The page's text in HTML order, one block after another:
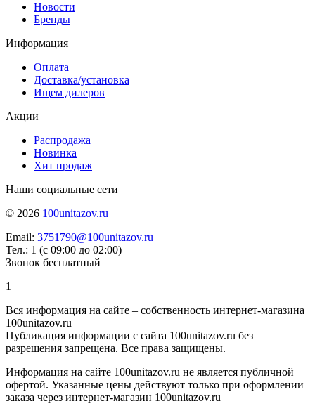
Новости
Бренды
Информация
Оплата
Доставка/установка
Ищем дилеров
Акции
Распродажа
Новинка
Хит продаж
Наши социальные сети
© 2026 100unitazov.ru
Email: 3751790@100unitazov.ru
Тел.: 1 (с 09:00 до 02:00)
Звонок бесплатный
1
Вся информация на сайте – собственность интернет-магазина
100unitazov.ru
Публикация информации с сайта 100unitazov.ru без
разрешения запрещена. Все права защищены.
Информация на сайте 100unitazov.ru не является публичной
офертой. Указанные цены действуют только при оформлении
заказа через интернет-магазин 100unitazov.ru